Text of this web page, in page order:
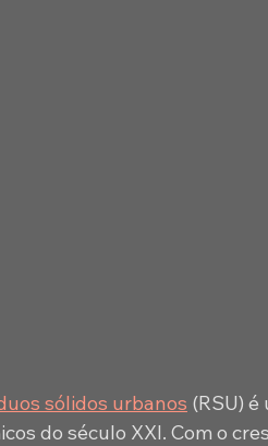
sólidos urbanos (RSU)
do século XXI. Com o